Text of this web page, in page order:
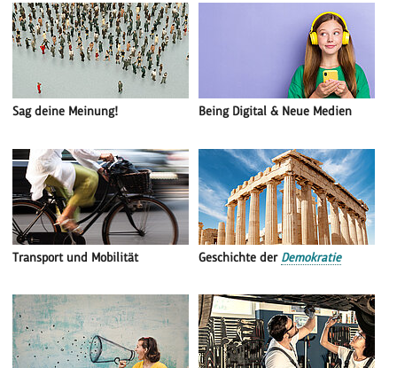
Sag deine Meinung! Being Digital & Neue Medien
Transport und Mobilität Geschichte der Demokratie